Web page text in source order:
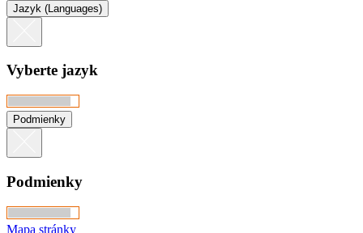
Jazyk (Languages)
Vyberte jazyk
Podmienky
Podmienky
Mapa stránky